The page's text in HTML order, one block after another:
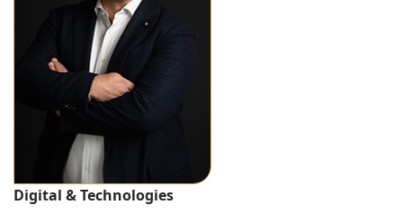
Digital & Technologies